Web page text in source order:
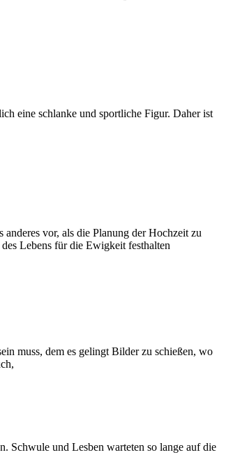
eine schlanke und sportliche Figur. Daher ist
vor, als die Planung der Hochzeit zu
Lebens für die Ewigkeit festhalten
muss, dem es gelingt Bilder zu schießen, wo
Schwule und Lesben warteten so lange auf die